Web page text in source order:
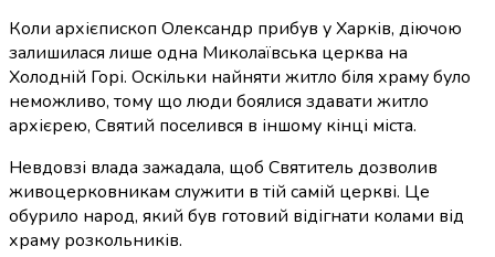
Коли архієпископ Олександр прибув у Харків, діючою
залишилася лише одна Миколаївська церква на
Холодній Горі. Оскільки найняти житло біля храму було
неможливо, тому що люди боялися здавати житло
архієрею, Святий поселився в іншому кінці міста.
Невдовзі влада зажадала, щоб Святитель дозволив
живоцерковникам служити в тій самій церкві. Це
обурило народ, який був готовий відігнати колами від
храму розкольників.